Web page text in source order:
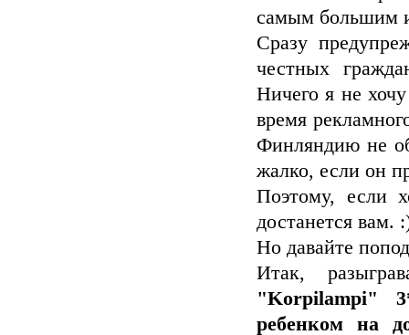
самым большим
Сразу
честных
Ничего я не
время
Финляндию не
жалко, если он
Поэтому, если
достанется вам.
Но давайте
Итак,
"Korpilampi"
ребенком на